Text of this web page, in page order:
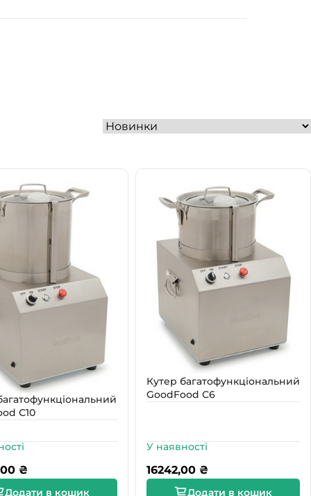
С10
₴
Додати в кошик
Кутер багатофункціональний
GoodFood С6
У наявності
16242,00 ₴
Додати в кошик